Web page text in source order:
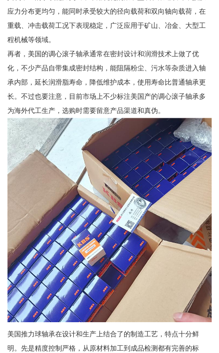
应力分布更均匀，能同时承受较大的径向载荷和双向轴向载荷，在
重载、冲击载荷工况下表现稳定，广泛应用于矿山、冶金、大型工
程机械等领域。
再者，美国的调心滚子轴承通常在密封设计和润滑技术上做了优
化，不少产品自带集成密封结构，能阻隔粉尘、污水等杂质进入轴
承内部，延长润滑脂寿命，降低维护成本，使用寿命比普通轴承更
长。不过也要注意，目前市场上不少标注美国产的调心滚子轴承多
为海外代工生产，选购时需要留意产品渠道和真伪。
美国推力球轴承在设计和生产上结合了的制造工艺，特点十分鲜
明。先是精度控制严格，从原材料加工到成品检测都有完善的标